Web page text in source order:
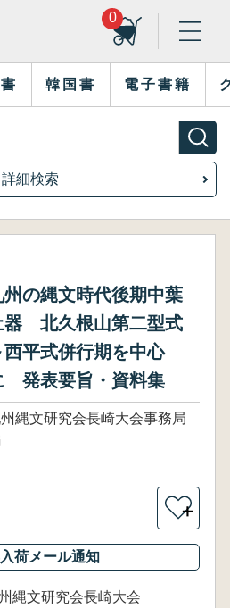
0
韓国書 電子書籍
詳細検索
州の縄文時代後期中葉
器 北久根山第二型式
西平式併行期を中心
発表要旨・資料集
縄文研究会長崎大会事務局
＋
荷メール通知
縄文研究会長崎大会